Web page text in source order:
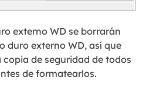
externo WD se borrarán
duro externo WD, así que
de seguridad de todos
de formatearlos.